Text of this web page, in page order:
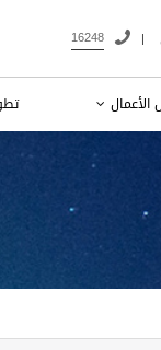
|
16248